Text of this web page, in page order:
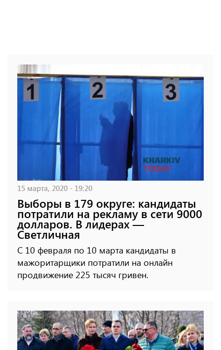
15 марта, 2020 - 19:20
Выборы в 179 округе: кандидаты
потратили на рекламу в сети 9000
долларов. В лидерах —
Светличная
С 10 февраля по 10 марта кандидаты в
мажоритарщики потратили на онлайн
продвижение 225 тысяч гривен.